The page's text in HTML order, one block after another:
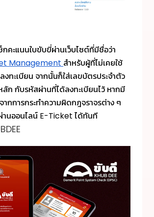
กคะแนนใบขับขี่ผ่านเว็บไซต์ที่มีชื่อว่า
Management สำหรับผู้ที่ไม่เคยใช้
งทะเบียน จากนั้นก็ใส่เลขบัตรประจำตัว
ลัก กับรหัสผ่านที่ได้ลงทะเบียนไว้ หากมี
ากการกระทำความผิดกฎจราจรต่าง ๆ
านออนไลน์ E-Ticket ได้ทันที